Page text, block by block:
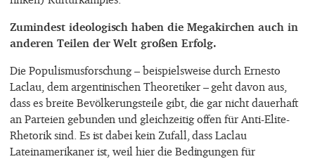
Zumindest ideologisch haben die Megakirchen auch in
anderen Teilen der Welt großen Erfolg.
Die Populismusforschung – beispielsweise durch Ernesto
Laclau, dem argentinischen Theoretiker – geht davon aus,
dass es breite Bevölkerungsteile gibt, die gar nicht dauerhaft
an Parteien gebunden und gleichzeitig offen für Anti-Elite-
Rhetorik sind. Es ist dabei kein Zufall, dass Laclau
Lateinamerikaner ist, weil hier die Bedingungen für